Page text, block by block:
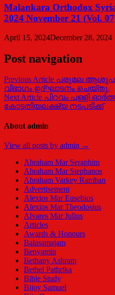
Malankara Orthodox
2024 November 21 (Vol.
April 15, 2024December 28, 2024
Post navigation
Previous Article പരുമല
വിഭാഗം ഉദ്ഘാടനം ചെയ്തു.
Next Article പിറവം പള്ളി
കോടതിയലക്ഷ്യ നടപടിക്ക്
About admin
View all posts by admin →
Abraham Mar Seraphim
Abraham Mar Stephanos
Abraham Varkey Ramban
Advertisement
Alexios Mar Eusebios
Alexios Mar Theodosius
Alvares Mar Julius
Articles
Awards & Honours
Balasamajam
Benyamin
Bethany Ashram
Bethel Pathrika
Bible Study
Bijoy Samuel